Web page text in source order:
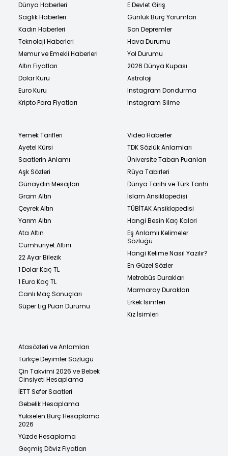
Dünya Haberleri
Sağlık Haberleri
Kadın Haberleri
Teknoloji Haberleri
Memur ve Emekli Haberleri
Altın Fiyatları
Dolar Kuru
Euro Kuru
Kripto Para Fiyatları
E Devlet Giriş
Günlük Burç Yorumları
Son Depremler
Hava Durumu
Yol Durumu
2026 Dünya Kupası
Astroloji
Instagram Dondurma
Instagram Silme
Yemek Tarifleri
Ayetel Kürsi
Saatlerin Anlamı
Aşk Sözleri
Günaydın Mesajları
Gram Altın
Çeyrek Altın
Yarım Altın
Ata Altın
Cumhuriyet Altını
22 Ayar Bilezik
1 Dolar Kaç TL
1 Euro Kaç TL
Canlı Maç Sonuçları
Süper Lig Puan Durumu
Video Haberler
TDK Sözlük Anlamları
Üniversite Taban Puanları
Rüya Tabirleri
Dünya Tarihi ve Türk Tarihi
İslam Ansiklopedisi
TÜBİTAK Ansiklopedisi
Hangi Besin Kaç Kalori
Eş Anlamlı Kelimeler
Sözlüğü
Hangi Kelime Nasıl Yazılır?
En Güzel Sözler
Metrobüs Durakları
Marmaray Durakları
Erkek İsimleri
Kız İsimleri
Atasözleri ve Anlamları
Türkçe Deyimler Sözlüğü
Çin Takvimi 2026 ve Bebek
Cinsiyeti Hesaplama
İETT Sefer Saatleri
Gebelik Hesaplama
Yükselen Burç Hesaplama
2026
Yüzde Hesaplama
Geçmiş Döviz Fiyatları